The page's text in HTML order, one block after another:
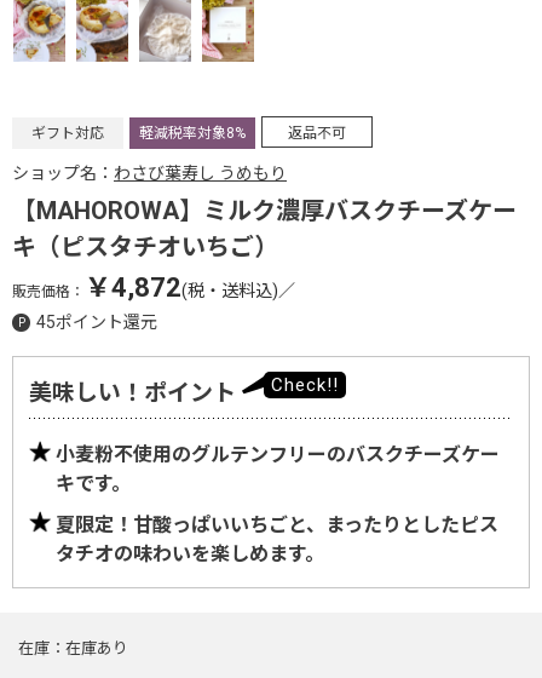
ギフト対応 軽減税率対象8% 返品不可
ショップ名： わさび葉寿し うめもり
【MAHOROWA】ミルク濃厚バスクチーズケー
キ（ピスタチオいちご）
販売価格： ￥4,872(税・送料込)／
45ポイント還元
美味しい！ポイント
小麦粉不使用のグルテンフリーのバスクチーズケー
キです。
夏限定！甘酸っぱいいちごと、まったりとしたピス
タチオの味わいを楽しめます。
在庫 在庫あり